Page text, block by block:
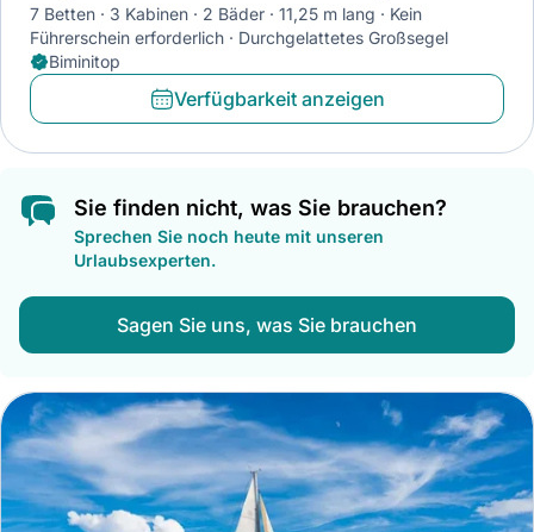
7 Betten 3 Kabinen 2 Bäder 11,25 m lang
Kein
Führerschein erforderlich
Durchgelattetes Großsegel
Biminitop
Verfügbarkeit anzeigen
Sie finden nicht, was Sie brauchen?
Sprechen Sie noch heute mit unseren
Urlaubsexperten.
Sagen Sie uns, was Sie brauchen